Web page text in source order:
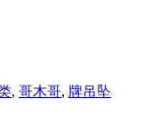
, 哥木哥, 牌吊坠